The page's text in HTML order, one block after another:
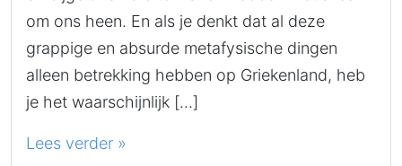
om ons heen. En als je denkt dat al deze
grappige en absurde metafysische dingen
alleen betrekking hebben op Griekenland, heb
je het waarschijnlijk […]
Lees verder »